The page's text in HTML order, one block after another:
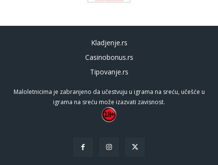
Kladjenje.rs
Casinobonus.rs
Tipovanje.rs
Maloletnicima je zabranjeno da učestvuju u igrama na sreću, učešće u
igrama na sreću može izazvati zavisnost.